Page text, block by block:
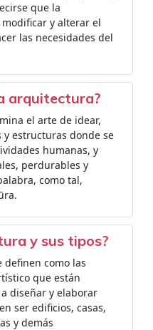
que la
y alterar el
las necesidades del
arquitectura?
el arte de idear,
estructuras donde se
humanas, y
perdurables y
como tal,
y sus tipos?
definen como las
que están
diseñar y elaborar
ser edificios, casas,
y demás